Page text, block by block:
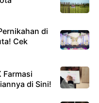
di
Cek
Farmasi
di Sini!